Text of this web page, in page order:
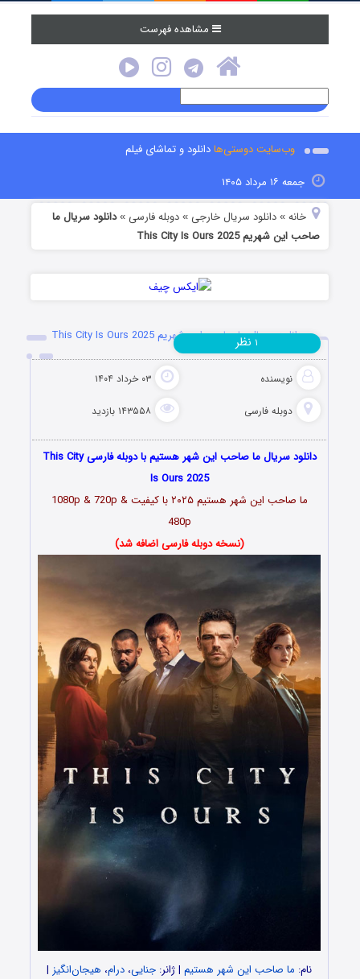
مشاهده فهرست
وب‌سایت دوستی‌هادانلود و تماشای فیلم
جمعه ۱۶ مرداد ۱۴۰۵
خانه »دانلود سریال خارجی »دوبله فارسی »دانلود سریال ما
صاحب این شهریم This City Is Ours 2025
دانلود سریال ما صاحب این شهریم This City Is Ours 2025
نویسنده ۰۳ خرداد ۱۴۰۴
دوبله فارسی ۱۴۳۵۵۸ بازدید
۱ نظر
دانلود سریال ما صاحب این شهر هستیم با دوبله فارسی This City
Is Ours 2025
ما صاحب این شهر هستیم ۲۰۲۵ با کیفیت 1080p & 720p &
480p
(نسخه دوبله فارسی اضافه شد)
نام: ما صاحب این شهر هستیم | ژانر: جنایی، درام، هیجان‌انگیز |